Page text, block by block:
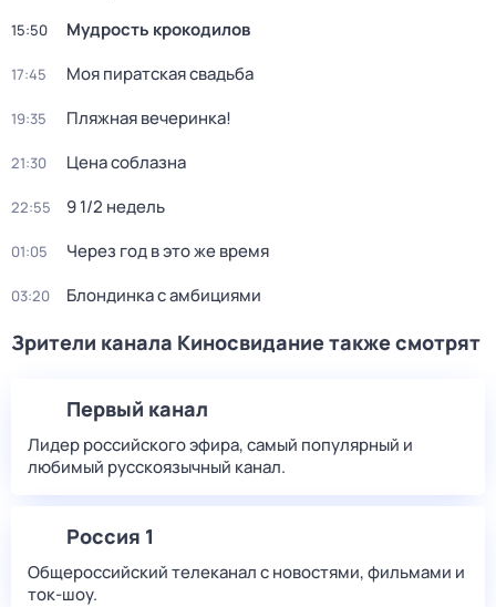
15:50 Мудрость крокодилов
17:45 Моя пиратская свадьба
19:35 Пляжная вечеринка!
21:30 Цена соблазна
22:55 9 1/2 недель
01:05 Через год в это же время
03:20 Блондинка с амбициями
Зрители канала Киносвидание также смотрят
Первый канал
Лидер российского эфира, самый популярный и
любимый русскоязычный канал.
Россия 1
Общероссийский телеканал с новостями, фильмами и
ток-шоу.